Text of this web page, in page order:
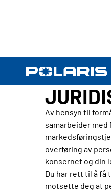
Av hensyn til
samarbeider med
overføring av
konsernet og din
Du har rett til å få
motsette deg at